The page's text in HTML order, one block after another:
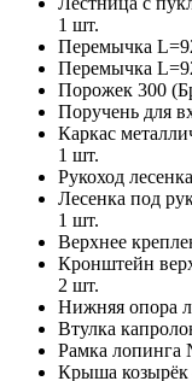
1 шт.
Перемычка
Перемычка
Порожек 300
Поручень для
Каркас
1 шт.
Рукоход
Лесенка под
1 шт.
Верхнее
Кронштейн
2 шт.
Нижняя опора
Втулка
Рамка лопинга
Крыша козырёк